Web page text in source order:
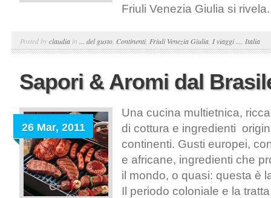
Friuli Venezia Giulia si
Posted byclaudia in ... del gusto Continenti, Friuli Venezia Giulia I viaggi ... Italia
Sapori & Aromi dal
26 Mar, 2011
Una cucina multietnica,
di cottura e ingredienti
continenti. Gusti europei,
e africane, ingredienti che
il mondo, o quasi: questa è
Il periodo coloniale e la